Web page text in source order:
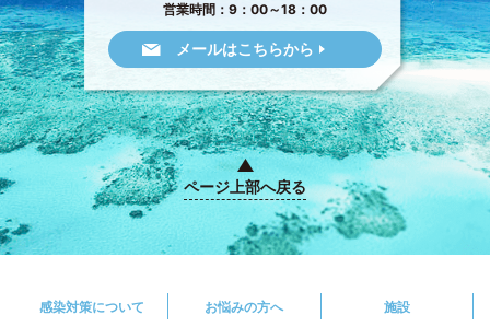
営業時間：9：00～18：00
メールはこちらから
ページ上部へ戻る
感染対策について お悩みの方へ 施設